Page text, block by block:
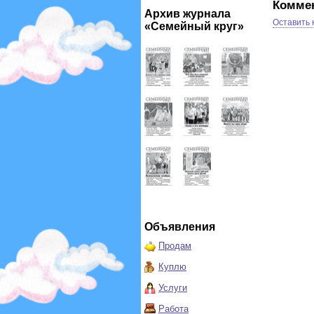
Архив журнала
«Семейный круг»
Объявления
Продам
Куплю
Услуги
Работа
Оставить